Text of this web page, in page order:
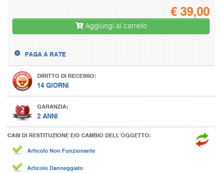
€39,00
Aggiungi al carrello
PAGA A RATE
DIRITTO DI RECESSO:
14 GIORNI
GARANZIA:
2 ANNI
CASI DI RESTITUZIONE E/O CAMBIO DELL’OGGETTO:
Articolo Non Funzionante
Articolo Danneggiato